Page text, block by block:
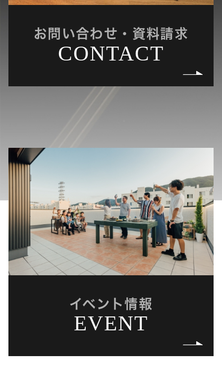
お問い合わせ・資料請求
CONTACT
イベント情報
EVENT